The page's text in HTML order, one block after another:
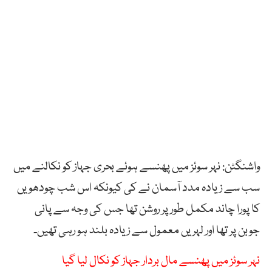
واشنگٹن: نہر سوئز میں پھنسے ہوئے بحری جہاز کو نکالنے میں
سب سے زیادہ مدد آسمان نے کی کیونکہ اس شب چودھویں
کا پورا چاند مکمل طور پر روشن تھا جس کی وجہ سے پانی
جوبن پر تھا اور لہریں معمول سے زیادہ بلند ہو رہی تھیں۔
نہر سوئز میں پھنسے مال بردار جہاز کو نکال لیا گیا